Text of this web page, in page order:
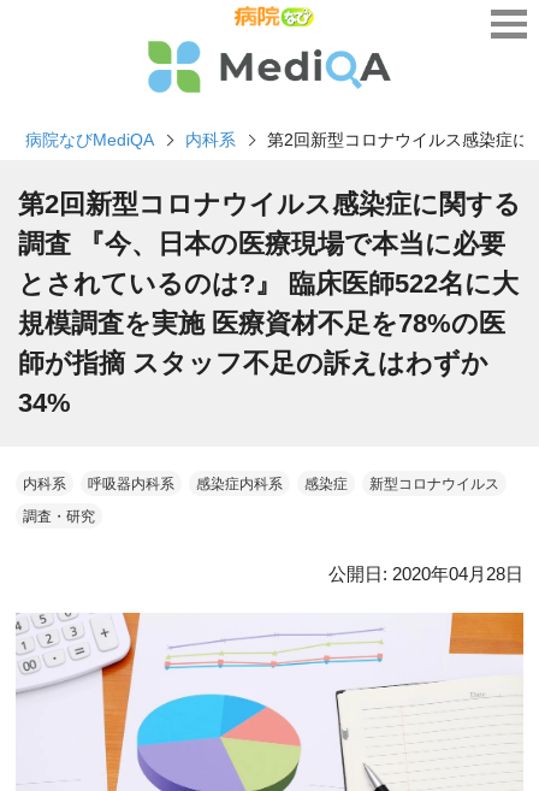
病院なびMediQA 内科系 第2回新型コロナウイルス感染症に
第2回新型コロナウイルス感染症に関する
調査 『今、日本の医療現場で本当に必要
とされているのは?』 臨床医師522名に大
規模調査を実施 医療資材不足を78%の医
師が指摘 スタッフ不足の訴えはわずか
34%
内科系 呼吸器内科系 感染症内科系 感染症
新型コロナウイルス
調査・研究
公開日: 2020年04月28日